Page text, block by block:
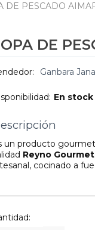
DE PESCADO
DE
Ganbara
En stock
un producto
Reyno Gourmet
cocinado a